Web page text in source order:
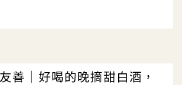
善｜好喝的晚摘甜白酒，